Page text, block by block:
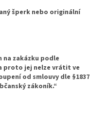
šperk nebo originální
na zakázku podle
proto jej nelze vrátit ve
od smlouvy dle §1837
zákoník.“